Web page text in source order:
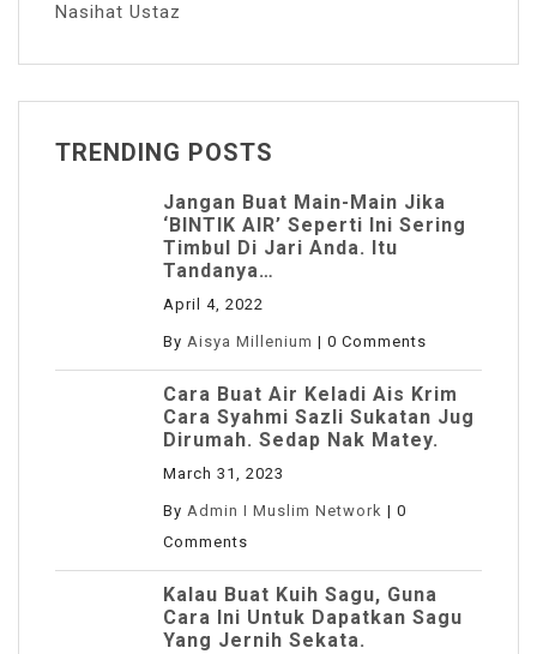
Nasihat Ustaz
TRENDING POSTS
Jangan Buat Main-Main Jika
‘BINTIK AIR’ Seperti Ini Sering
Timbul Di Jari Anda. Itu
Tandanya…
April 4, 2022
By Aisya Millenium | 0 Comments
Cara Buat Air Keladi Ais Krim
Cara Syahmi Sazli Sukatan Jug
Dirumah. Sedap Nak Matey.
March 31, 2023
By Admin I Muslim Network | 0
Comments
Kalau Buat Kuih Sagu, Guna
Cara Ini Untuk Dapatkan Sagu
Yang Jernih Sekata.